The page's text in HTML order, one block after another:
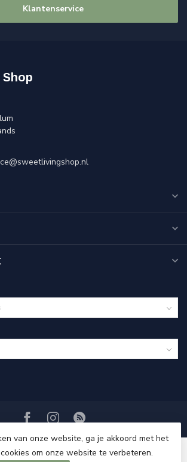
Klantenservice
Shop
van onze website, ga je akkoord met het
om onze website te verbeteren.